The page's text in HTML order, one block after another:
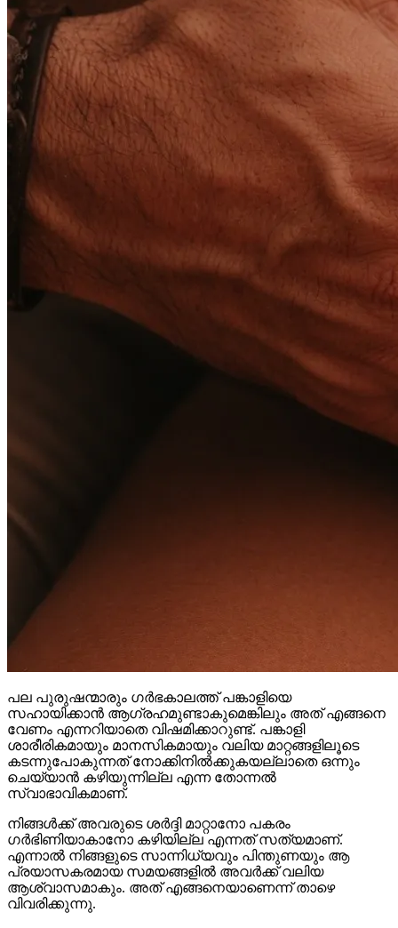
പല പുരുഷന്മാരും ഗർഭകാലത്ത് പങ്കാളിയെ
സഹായിക്കാൻ ആഗ്രഹമുണ്ടാകുമെങ്കിലും അത് എങ്ങനെ
വേണം എന്നറിയാതെ വിഷമിക്കാറുണ്ട്. പങ്കാളി
ശാരീരികമായും മാനസികമായും വലിയ മാറ്റങ്ങളിലൂടെ
കടന്നുപോകുന്നത് നോക്കിനിൽക്കുകയല്ലാതെ ഒന്നും
ചെയ്യാൻ കഴിയുന്നില്ല എന്ന തോന്നൽ
സ്വാഭാവികമാണ്.
നിങ്ങൾക്ക് അവരുടെ ശർദ്ദി മാറ്റാനോ പകരം
ഗർഭിണിയാകാനോ കഴിയില്ല എന്നത് സത്യമാണ്.
എന്നാൽ നിങ്ങളുടെ സാന്നിധ്യവും പിന്തുണയും ആ
പ്രയാസകരമായ സമയങ്ങളിൽ അവർക്ക് വലിയ
ആശ്വാസമാകും. അത് എങ്ങനെയാണെന്ന് താഴെ
വിവരിക്കുന്നു.